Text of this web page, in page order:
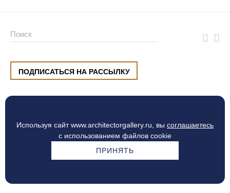
Используя сайт www.architectorgallery.ru, вы соглашаетесь
с использованием файлов cookie
ПРИНЯТЬ
ПОДПИСАТЬСЯ НА РАССЫЛКУ
ул. Малышева, 8, Екатеринбург
Процесс оплаты